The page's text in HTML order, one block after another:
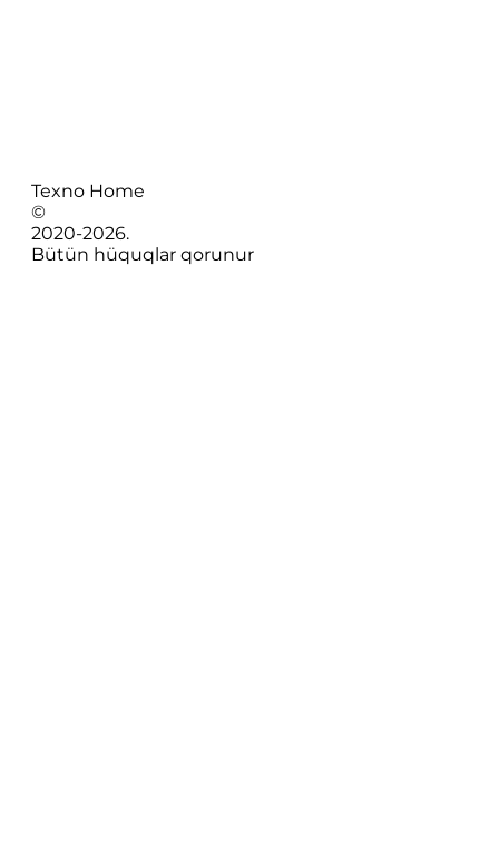
Texno Home
©
2020-2026.
Bütün hüquqlar qorunur